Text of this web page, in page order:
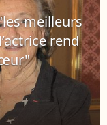
meilleurs
rend